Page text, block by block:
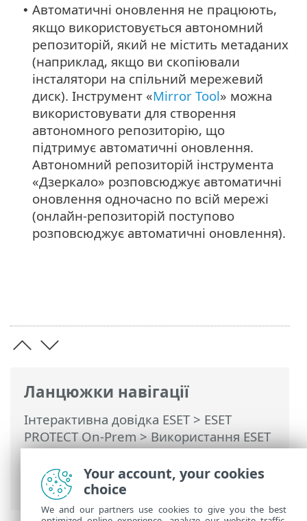
Ланцюжки навігації
Інтерактивна довідка ESET> ESET
PROTECT On-Prem>Використання ESET
PROTECT On-Prem>Автоматичні
оновлення> Автоматичне оновлення
агента ESET Management
• Автоматичні оновлення не працюють,
якщо використовується автономний
репозиторій, який не містить метаданих
(наприклад, якщо ви скопіювали
інсталятори на спільний мережевий
диск). Інструмент «Mirror Tool» можна
використовувати для створення
автономного репозиторію, що
підтримує автоматичні оновлення.
Автономний репозиторій інструмента
«Дзеркало» розповсюджує автоматичні
оновлення одночасно по всій мережі
(онлайн-репозиторій поступово
розповсюджує автоматичні оновлення).
Your account, your cookies
choice
We and our partners use cookies to give you the best